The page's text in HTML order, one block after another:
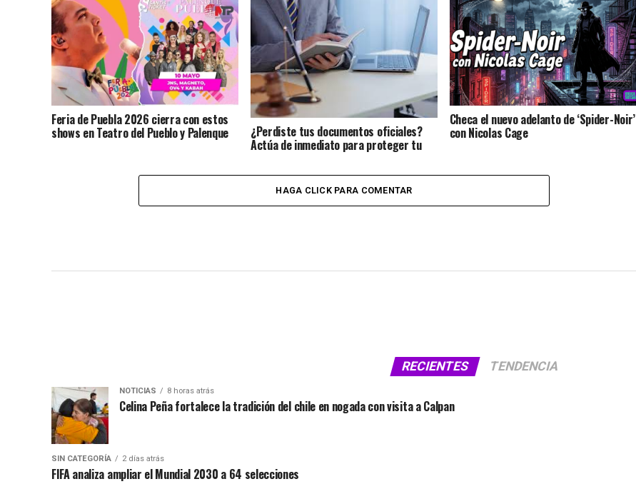
Feria de Puebla 2026 cierra con estos
shows en Teatro del Pueblo y Palenque ¿Perdiste tus documentos oficiales?
Actúa de inmediato para proteger tu
Checa el nuevo adelanto de ‘Spider-Noir’
con Nicolas Cage
HAGA CLICK PARA COMENTAR
RECIENTES TENDENCIA
NOTICIAS 8 horas atrás
Celina Peña fortalece la tradición del chile en nogada con visita a Calpan
SIN CATEGORÍA 2 días atrás
FIFA analiza ampliar el Mundial 2030 a 64 selecciones